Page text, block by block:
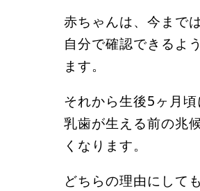
赤ちゃんは、今まで
自分で確認できるよ
ます。
それから生後5ヶ月
乳歯が生える前の兆
くなります。
どちらの理由にして